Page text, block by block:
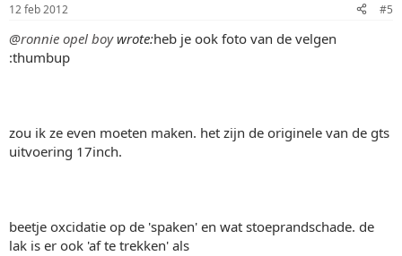
12 feb 2012 #5
@ronnie opel boywrote:heb je ook foto van de velgen
:thumbup
zou ik ze even moeten maken. het zijn de originele van de gts
uitvoering 17inch.
beetje oxcidatie op de 'spaken' en wat stoeprandschade. de
lak is er ook 'af te trekken' als